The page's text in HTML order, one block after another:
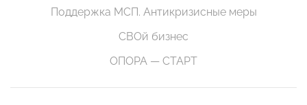
Поддержка МСП. Антикризисные меры
СВОй бизнес
ОПОРА — СТАРТ